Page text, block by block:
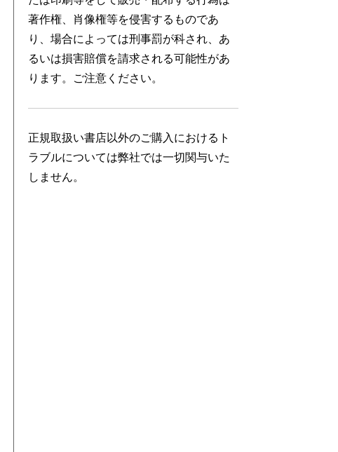
著作権、肖像権等を侵害するものであ
り、場合によっては刑事罰が科され、あ
るいは損害賠償を請求される可能性があ
ります。ご注意ください。
正規取扱い書店以外のご購入におけるト
ラブルについては弊社では一切関与いた
しません。